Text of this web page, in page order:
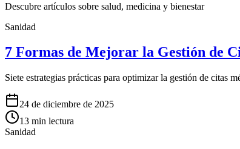
Descubre artículos sobre salud, medicina y bienestar
Sanidad
7 Formas de Mejorar la Gestión de
Siete estrategias prácticas para optimizar la gestión de citas
24 de diciembre de 2025
13 min lectura
Sanidad